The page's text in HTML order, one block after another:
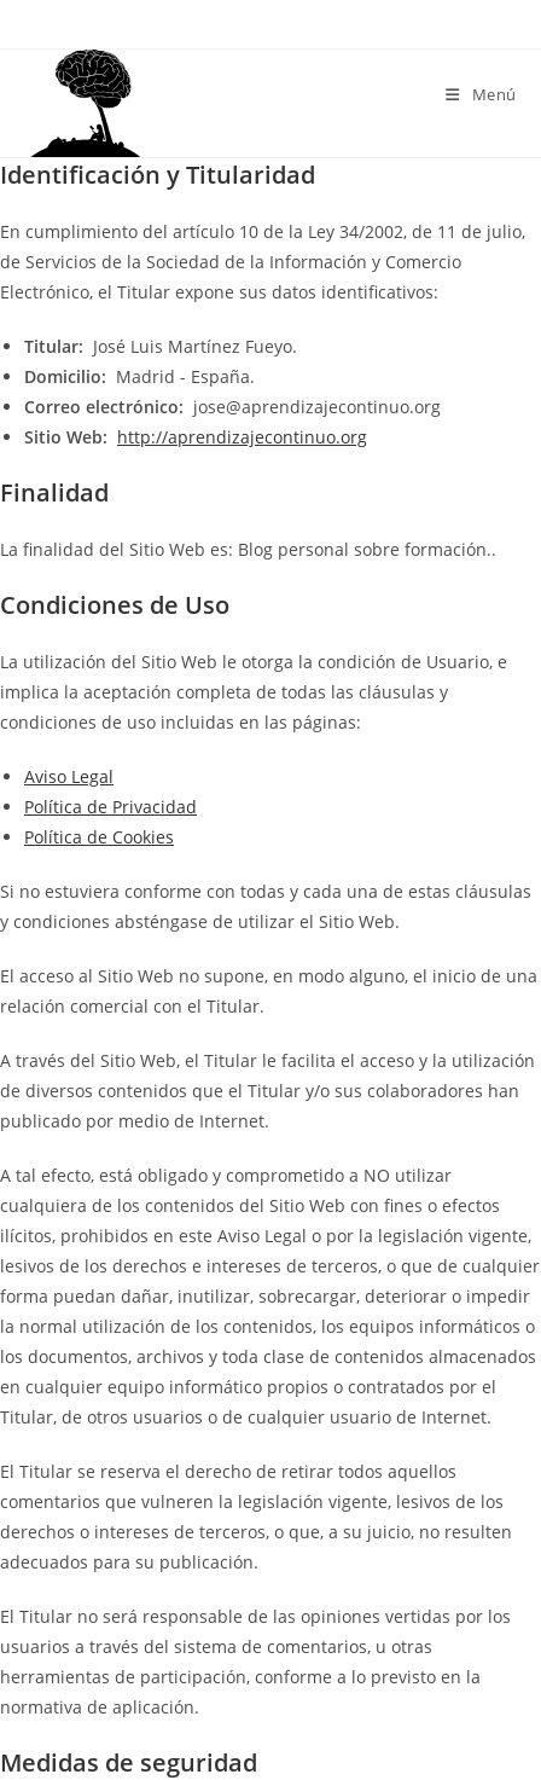
Menú
Identificación y Titularidad
En cumplimiento del artículo 10 de la Ley 34/2002, de 11 de julio,
de Servicios de la Sociedad de la Información y Comercio
Electrónico, el Titular expone sus datos identificativos:
Titular: José Luis Martínez Fueyo.
Domicilio: Madrid - España.
Correo electrónico: jose@aprendizajecontinuo.org
Sitio Web: http://aprendizajecontinuo.org
Finalidad
La finalidad del Sitio Web es: Blog personal sobre formación..
Condiciones de Uso
La utilización del Sitio Web le otorga la condición de Usuario, e
implica la aceptación completa de todas las cláusulas y
condiciones de uso incluidas en las páginas:
Aviso Legal
Política de Privacidad
Política de Cookies
Si no estuviera conforme con todas y cada una de estas cláusulas
y condiciones absténgase de utilizar el Sitio Web.
El acceso al Sitio Web no supone, en modo alguno, el inicio de una
relación comercial con el Titular.
A través del Sitio Web, el Titular le facilita el acceso y la utilización
de diversos contenidos que el Titular y/o sus colaboradores han
publicado por medio de Internet.
A tal efecto, está obligado y comprometido a NO utilizar
cualquiera de los contenidos del Sitio Web con fines o efectos
ilícitos, prohibidos en este Aviso Legal o por la legislación vigente,
lesivos de los derechos e intereses de terceros, o que de cualquier
forma puedan dañar, inutilizar, sobrecargar, deteriorar o impedir
la normal utilización de los contenidos, los equipos informáticos o
los documentos, archivos y toda clase de contenidos almacenados
en cualquier equipo informático propios o contratados por el
Titular, de otros usuarios o de cualquier usuario de Internet.
El Titular se reserva el derecho de retirar todos aquellos
comentarios que vulneren la legislación vigente, lesivos de los
derechos o intereses de terceros, o que, a su juicio, no resulten
adecuados para su publicación.
El Titular no será responsable de las opiniones vertidas por los
usuarios a través del sistema de comentarios, u otras
herramientas de participación, conforme a lo previsto en la
normativa de aplicación.
Medidas de seguridad